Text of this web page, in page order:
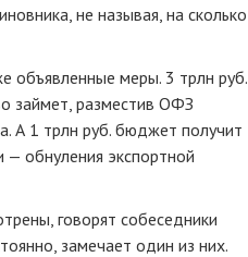
не называя, на сколько
объявленные меры. 3 трлн руб.
займет, разместив ОФЗ
А 1 трлн руб. бюджет получит
обнуления экспортной
говорят собеседники
замечает один из них.